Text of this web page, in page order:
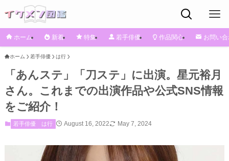
ホーム 新着 特集 若手俳優 作品関心 お問い
ホーム 若手俳優 は行
「あんステ」「刀ステ」に出演。星元裕月
さん。これまでの出演作品や公式SNS情報
をご紹介！
若手俳優 は行 August 16, 2022 May 7, 2024